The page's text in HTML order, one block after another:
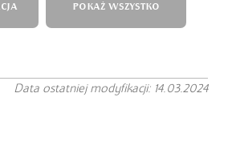
POKAŻ WSZYSTKO
Data ostatniej modyfikacji: 14.03.2024